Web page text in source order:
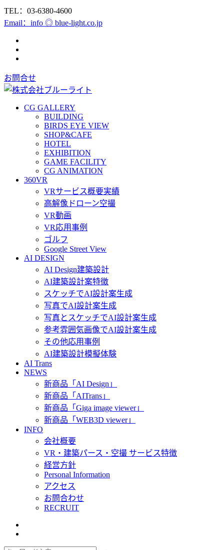
TEL：03-6380-4600
Email：info ◎ blue-light.co.jp
お問合せ
CG GALLERY
BUILDING
BIRDS EYE VIEW
SHOP&CAFE
HOTEL
EXHIBITION
GAME FACILITY
CG ANIMATION
360VR
VRサービス概要実績
高解像ドローン空撮
VR動画
VR応用事例
ゴルフ
Google Street View
AI DESIGN
AI Design建築設計
AI建築設計案特徴
スケッチでAI設計案生成
写真でAI設計案生成
写真とスケッチでAI設計案生成
参考雰囲気画像でAI設計案生成
その他応用事例
AI建築設計模擬体験
AI Trans
NEWS
新商品「AI Design」
新商品「AITrans」
新商品「Giga image viewer」
新商品「WEB3D viewer」
INFO
会社概要
VR・建築パース・空撮 サービス特徴
経営方針
Personal Information
アクセス
お問合わせ
RECRUIT